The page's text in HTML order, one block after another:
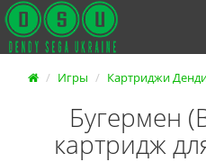
Игры Картриджи
Бугермен
картридж